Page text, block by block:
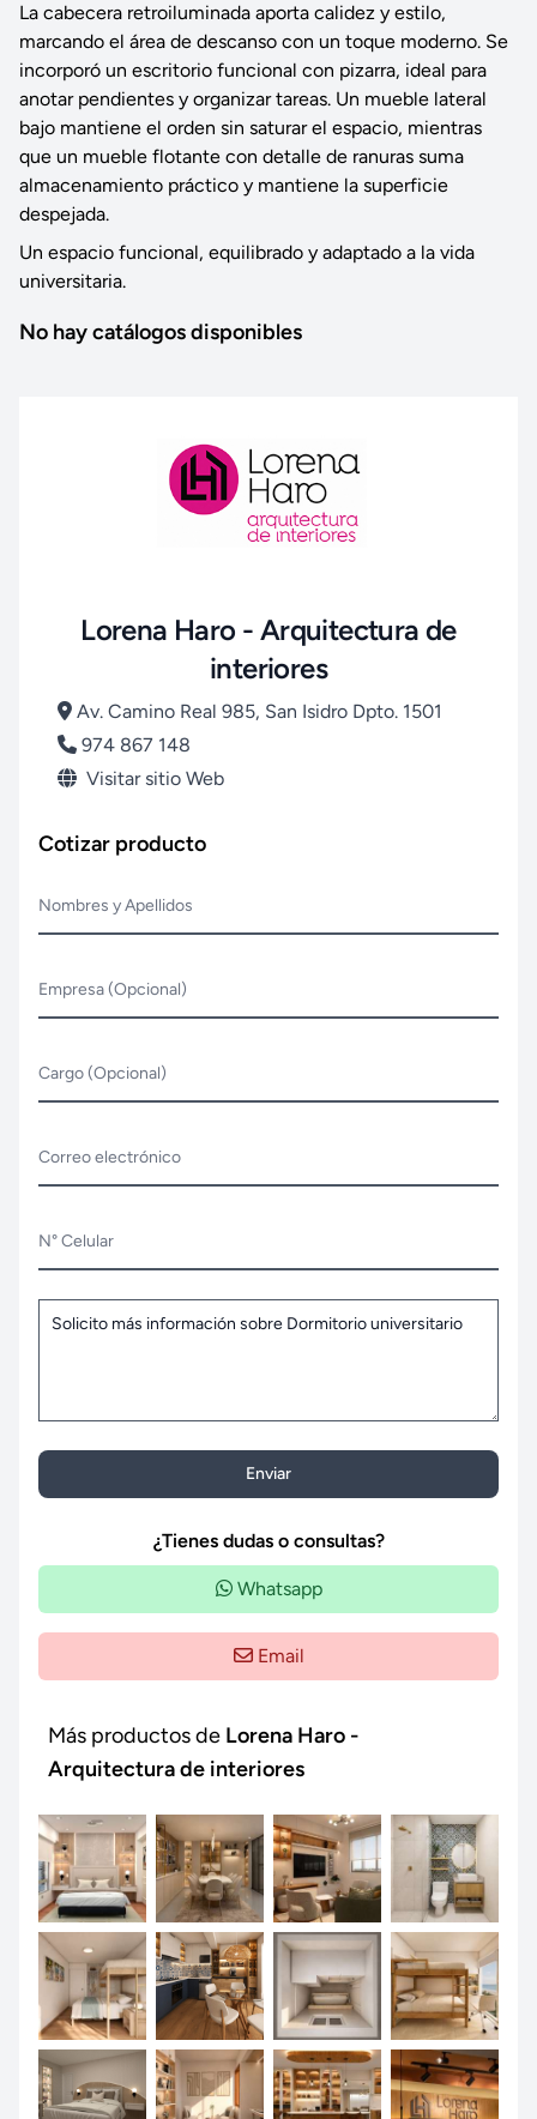
La cabecera retroiluminada aporta calidez y estilo,
marcando el área de descanso con un toque moderno. Se
incorporó un escritorio funcional con pizarra, ideal para
anotar pendientes y organizar tareas. Un mueble lateral
bajo mantiene el orden sin saturar el espacio, mientras
que un mueble flotante con detalle de ranuras suma
almacenamiento práctico y mantiene la superficie
despejada.
Un espacio funcional, equilibrado y adaptado a la vida
universitaria.
No hay catálogos disponibles
Lorena Haro - Arquitectura de
interiores
Av. Camino Real 985, San Isidro Dpto. 1501
974 867 148
Visitar sitio Web
Cotizar producto
Nombres y Apellidos
Empresa (Opcional)
Cargo (Opcional)
Correo electrónico
N° Celular
Enviar
¿Tienes dudas o consultas?
Whatsapp
Email
Más productos de Lorena Haro -
Arquitectura de interiores